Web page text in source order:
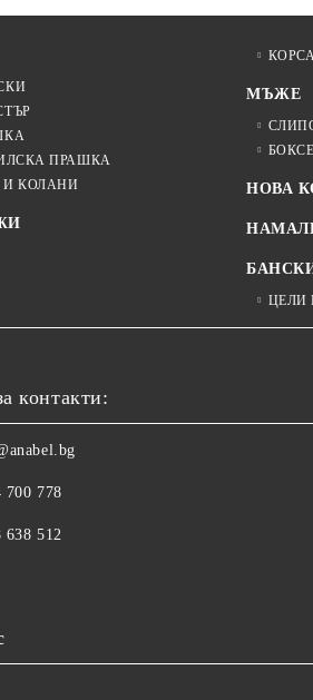
ПРАШКА
КОЛАНИ
МЪЖЕ
НОВА
ЦЕЛИ
контакти:
700 778
638 512